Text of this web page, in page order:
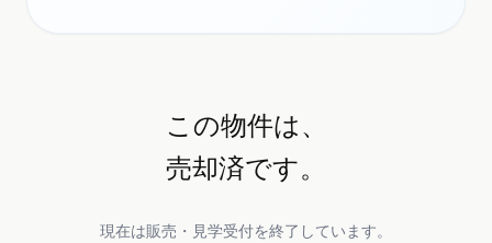
この物件は、
売却済です。
現在は販売・見学受付を終了しています。